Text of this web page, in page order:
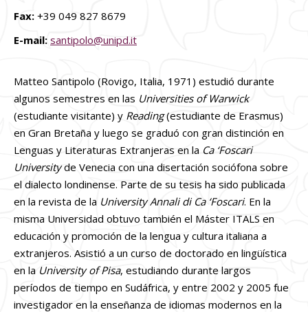
Fax: +39 049 827 8679
E-mail: santipolo@unipd.it
Matteo Santipolo (Rovigo, Italia, 1971) estudió durante
algunos semestres en las Universities of Warwick
(estudiante visitante) y Reading(estudiante de Erasmus)
en Gran Bretaña y luego se graduó con gran distinción en
Lenguas y Literaturas Extranjeras en la Ca ‘Foscari
Universityde Venecia con una disertación sociófona sobre
el dialecto londinense. Parte de su tesis ha sido publicada
en la revista de la University Annali di Ca ‘Foscari. En la
misma Universidad obtuvo también el Máster ITALS en
educación y promoción de la lengua y cultura italiana a
extranjeros. Asistió a un curso de doctorado en lingüística
en la University of Pisa, estudiando durante largos
períodos de tiempo en Sudáfrica, y entre 2002 y 2005 fue
investigador en la enseñanza de idiomas modernos en la